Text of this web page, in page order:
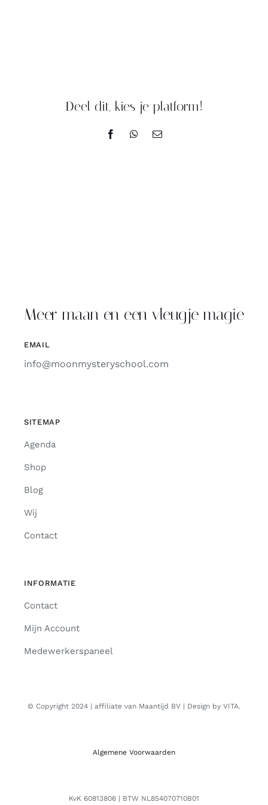
Deel dit, kies je platform!
FacebookWhatsApp
E-
Meer maan en een vleugje magie
EMAIL
info@moonmysteryschool.com
SITEMAP
Agenda
Shop
Blog
Wij
Contact
INFORMATIE
Contact
Mijn Account
Medewerkerspaneel
© Copyright 2024 | affiliate van Maantijd BV | Design by VITA.
Algemene Voorwaarden
KvK 60813806 | BTW NL854070710B01